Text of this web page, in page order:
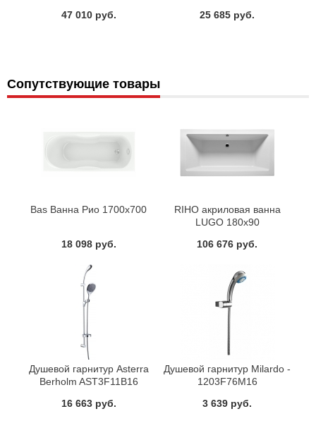
47 010 руб.
25 685 руб.
Сопутствующие товары
Bas Ванна Рио 1700х700
18 098 руб.
RIHO акриловая ванна
LUGO 180х90
106 676 руб.
Душевой гарнитур Asterra
Berholm AST3F11B16
16 663 руб.
Душевой гарнитур Milardo -
1203F76M16
3 639 руб.